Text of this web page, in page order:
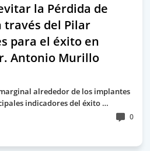
la Pérdida de
través del Pilar
para el éxito en
Antonio Murillo
alrededor de los implantes
indicadores del éxito …
0